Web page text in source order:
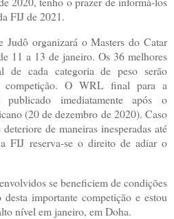
FIJ de 2021.
Judô organizará o Masters do Catar
11 a 13 de janeiro. Os 36 melhores
de cada categoria de peso serão
competição. O WRL final para a
imediatamente após o
(20 de dezembro de 2020). Caso
de maneiras inesperadas até
FIJ reserva-se o direito de adiar o
se beneficiem de condições
desta importante competição e estou
nível em janeiro, em Doha.